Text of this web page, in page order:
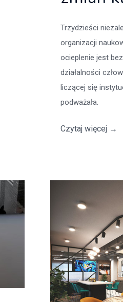
Trzydzieści
organizacji
ocieplenie jest
działalności
liczącej się
podważała.
Czytaj więcej →